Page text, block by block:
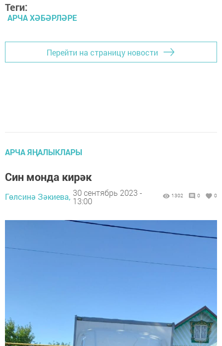
Теги:
АРЧА ХӘБӘРЛӘРЕ
Перейти на страницу новости
АРЧА ЯҢАЛЫКЛАРЫ
Син монда кирәк
Гөлсинә Зәкиева, 30 сентябрь 2023 -
13:00
1302 0 0